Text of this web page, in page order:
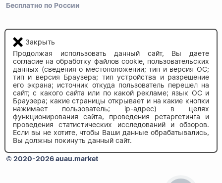
Бесплатно по России
Напишите нам
info@auau.market
236027, г.Калининград
ул.Калязинская 6, оф. 2
© 2020-2026 auau.market
Закрыть
Продолжая использовать данный сайт, Вы даете
согласие на обработку файлов cookie, пользовательских
данных (сведения о местоположении; тип и версия ОС;
тип и версия Браузера; тип устройства и разрешение
его экрана; источник откуда пользователь перешел на
сайт; с какого сайта или по какой рекламе; язык ОС и
Браузера; какие страницы открывает и на какие кнопки
нажимает пользователь; ip-адрес) в целях
функционирования сайта, проведения ретаргетинга и
проведения статистических исследований и обзоров.
Если вы не хотите, чтобы Ваши данные обрабатывались,
Вы должны покинуть данный сайт.